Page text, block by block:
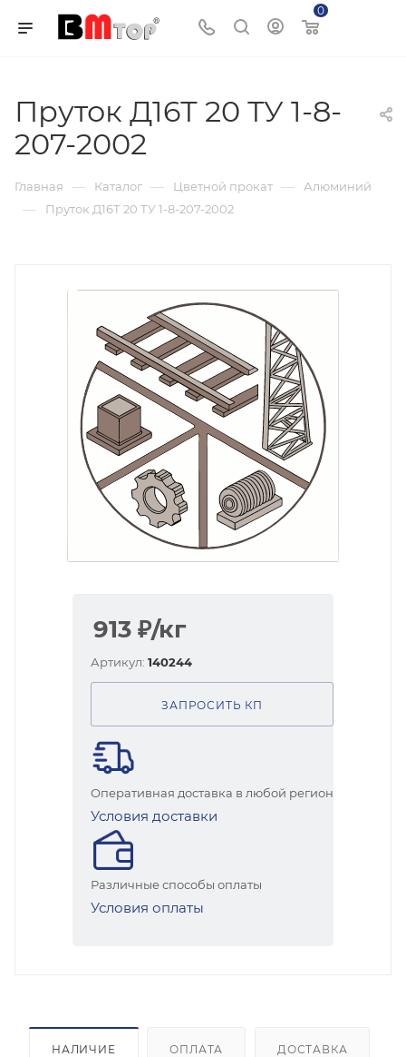
0
Пруток Д16Т 20 ТУ 1-8-
207-2002
Главная — Каталог — Цветной прокат — Алюминий
— Пруток Д16Т 20 ТУ 1-8-207-2002
913 ₽/кг
Артикул: 140244
ЗАПРОСИТЬ КП
Оперативная доставка в любой регион
Условия доставки
Различные способы оплаты
Условия оплаты
НАЛИЧИЕ ОПЛАТА ДОСТАВКА